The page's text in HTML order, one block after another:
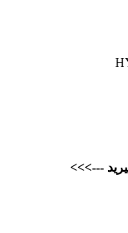
--->>>